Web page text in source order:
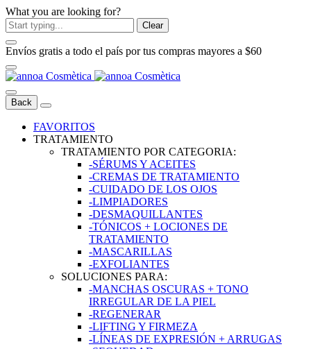
What you are looking for?
Clear
Envíos gratis a todo el país por tus compras mayores a $60
Back
FAVORITOS
TRATAMIENTO
TRATAMIENTO POR CATEGORIA:
-SÉRUMS Y ACEITES
-CREMAS DE TRATAMIENTO
-CUIDADO DE LOS OJOS
-LIMPIADORES
-DESMAQUILLANTES
-TÓNICOS + LOCIONES DE
TRATAMIENTO
-MASCARILLAS
-EXFOLIANTES
SOLUCIONES PARA:
-MANCHAS OSCURAS + TONO
IRREGULAR DE LA PIEL
-REGENERAR
-LIFTING Y FIRMEZA
-LÍNEAS DE EXPRESIÓN + ARRUGAS